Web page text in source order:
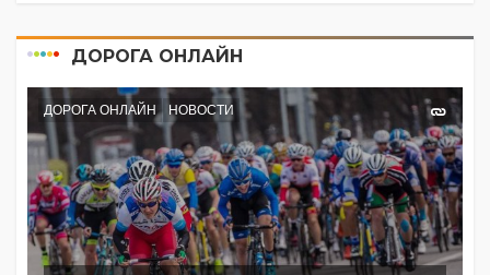
ДОРОГА ОНЛАЙН
ДОРОГА ОНЛАЙН НОВОСТИ